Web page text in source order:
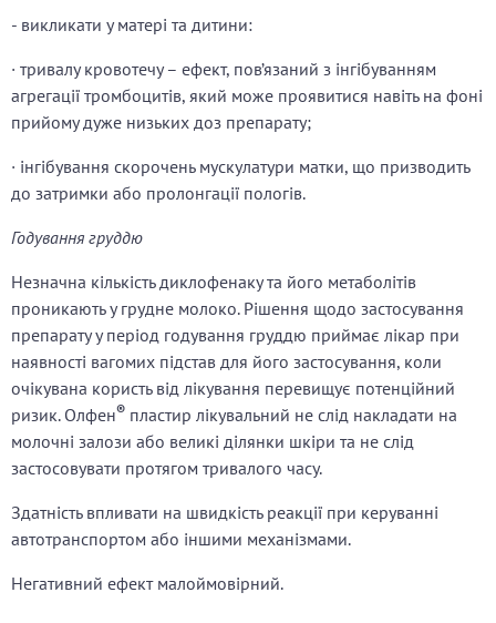
- викликати у матері та дитини:
· тривалу кровотечу – ефект, пов’язаний з інгібуванням
агрегації тромбоцитів, який може проявитися навіть на фоні
прийому дуже низьких доз препарату;
· інгібування скорочень мускулатури матки, що призводить
до затримки або пролонгації пологів.
Годування груддю
Незначна кількість диклофенаку та його метаболітів
проникають у грудне молоко. Рішення щодо застосування
препарату у період годування груддю приймає лікар при
наявності вагомих підстав для його застосування, коли
очікувана користь від лікування перевищує потенційний
ризик. Олфен® пластир лікувальний не слід накладати на
молочні залози або великі ділянки шкіри та не слід
застосовувати протягом тривалого часу.
Здатність впливати на швидкість реакції при керуванні
автотранспортом або іншими механізмами.
Негативний ефект малоймовірний.